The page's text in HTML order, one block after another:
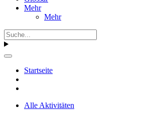
Mehr
Mehr
Startseite
Alle Aktivitäten